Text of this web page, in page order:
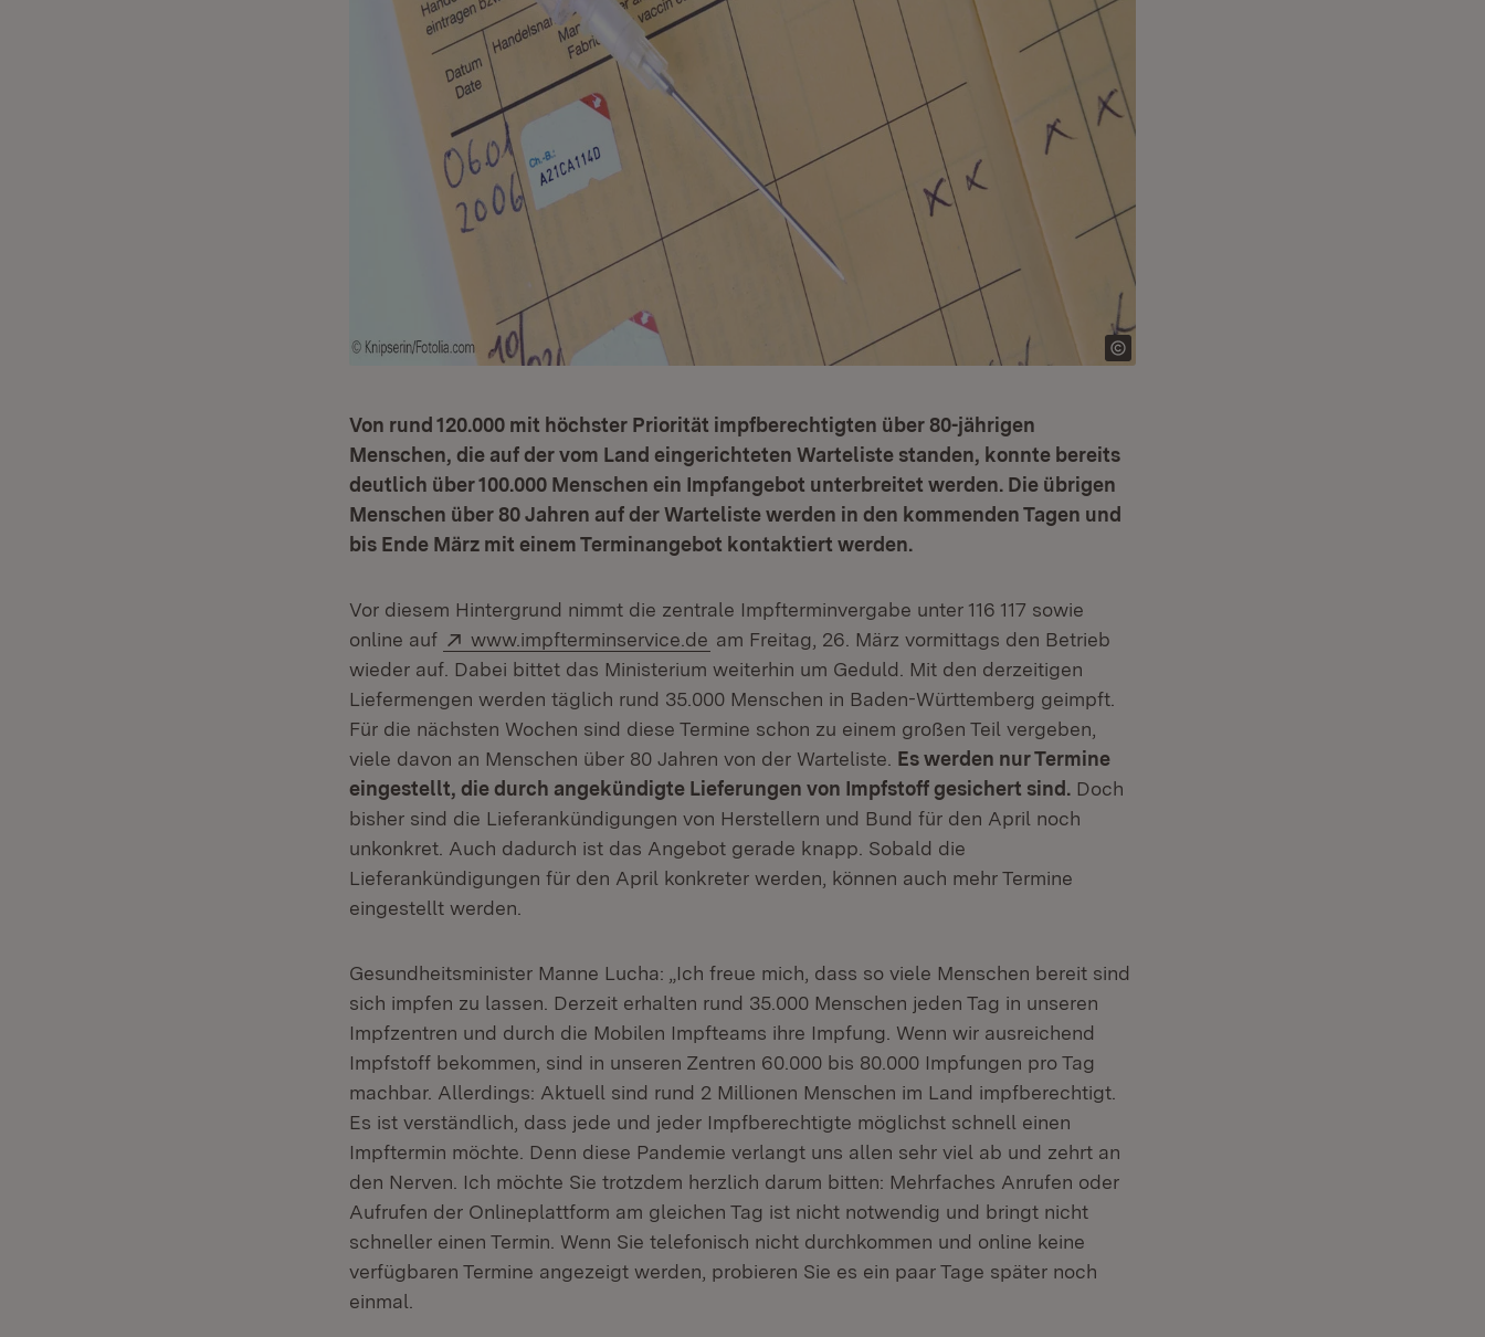
Von rund 120.000 mit höchster Priorität impfberechtigten über 80-jährigen
Menschen, die auf der vom Land eingerichteten Warteliste standen, konnte bereits
deutlich über 100.000 Menschen ein Impfangebot unterbreitet werden. Die übrigen
Menschen über 80 Jahren auf der Warteliste werden in den kommenden Tagen und
bis Ende März mit einem Terminangebot kontaktiert werden.
Vor diesem Hintergrund nimmt die zentrale Impfterminvergabe unter 116 117 sowie
online auf
Extern:
www.impfterminservice.de (Öffnet in neuem Fenster)
am Freitag, 26. März vormittags den Betrieb
wieder auf. Dabei bittet das Ministerium weiterhin um Geduld. Mit den derzeitigen
Liefermengen werden täglich rund 35.000 Menschen in Baden-Württemberg geimpft.
Für die nächsten Wochen sind diese Termine schon zu einem großen Teil vergeben,
viele davon an Menschen über 80 Jahren von der Warteliste. Es werden nur Termine
eingestellt, die durch angekündigte Lieferungen von Impfstoff gesichert sind. Doch
bisher sind die Lieferankündigungen von Herstellern und Bund für den April noch
unkonkret. Auch dadurch ist das Angebot gerade knapp. Sobald die
Lieferankündigungen für den April konkreter werden, können auch mehr Termine
eingestellt werden.
Gesundheitsminister Manne Lucha: „Ich freue mich, dass so viele Menschen bereit sind
sich impfen zu lassen. Derzeit erhalten rund 35.000 Menschen jeden Tag in unseren
Impfzentren und durch die Mobilen Impfteams ihre Impfung. Wenn wir ausreichend
Impfstoff bekommen, sind in unseren Zentren 60.000 bis 80.000 Impfungen pro Tag
machbar. Allerdings: Aktuell sind rund 2 Millionen Menschen im Land impfberechtigt.
Es ist verständlich, dass jede und jeder Impfberechtigte möglichst schnell einen
Impftermin möchte. Denn diese Pandemie verlangt uns allen sehr viel ab und zehrt an
den Nerven. Ich möchte Sie trotzdem herzlich darum bitten: Mehrfaches Anrufen oder
Aufrufen der Onlineplattform am gleichen Tag ist nicht notwendig und bringt nicht
schneller einen Termin. Wenn Sie telefonisch nicht durchkommen und online keine
verfügbaren Termine angezeigt werden, probieren Sie es ein paar Tage später noch
einmal.